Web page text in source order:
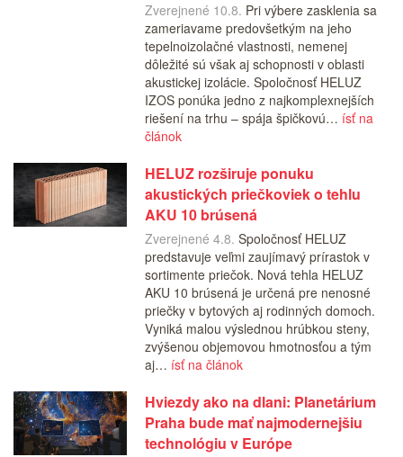
Zverejnené 10.8. Pri výbere zasklenia sa
zameriavame predovšetkým na jeho
tepelnoizolačné vlastnosti, nemenej
dôležité sú však aj schopnosti v oblasti
akustickej izolácie. Spoločnosť HELUZ
IZOS ponúka jedno z najkomplexnejších
riešení na trhu – spája špičkovú… ísť na
článok
HELUZ rozširuje ponuku
akustických priečkoviek o tehlu
AKU 10 brúsená
Zverejnené 4.8. Spoločnosť HELUZ
predstavuje veľmi zaujímavý prírastok v
sortimente priečok. Nová tehla HELUZ
AKU 10 brúsená je určená pre nenosné
priečky v bytových aj rodinných domoch.
Vyniká malou výslednou hrúbkou steny,
zvýšenou objemovou hmotnosťou a tým
aj… ísť na článok
Hviezdy ako na dlani: Planetárium
Praha bude mať najmodernejšiu
technológiu v Európe